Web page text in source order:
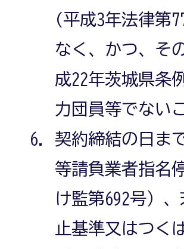
(平成3年法律第
なく、かつ、そ
成22年茨城県条
力団員等でない
契約締結の日ま
等請負業者指名
け監第692号）
止基準又はつく